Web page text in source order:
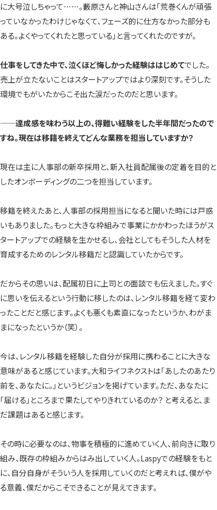
に大号泣しちゃって……。藪原さんと神山さんは「荒巻くんが頑張
っていなかったわけじゃなくて、フェーズ的に仕方なかった部分も
ある。よくやってくれたと思っている」と言ってくれたのですが。
仕事をしてきた中で、泣くほど悔しかった経験ははじめてでした。
売上が立たないことはスタートアップではより深刻です。そうした
環境でもがいたからこそ出た涙だったのだと思います。
——達成感を味わう以上の、得難い経験をした半年間だったので
すね。現在は移籍を終えてどんな業務を担当していますか？
現在は主に人事部の新卒採用と、新入社員配属後の定着を目的と
したオンボーディングの二つを担当しています。
移籍を終えたあと、人事部の採用担当になると聞いた時には戸惑
いもありました。もっと大きな枠組みで事業にかかわったほうがス
タートアップでの経験を生かせるし、会社としてもそうした人材を
育成するためのレンタル移籍だと認識していたからです。
だからその思いは、配属初日に上司との面談でも伝えました。すぐ
に思いを伝えるという行動に移したのは、レンタル移籍を経て変わ
ったことだと感じます。よくも悪くも素直になったというか、わがま
まになったというか（笑）。
今は、レンタル移籍を経験した自分が採用に携わることに大きな
意味があると感じています。大和ライフネクストは「あしたのあたり
前を、あなたに。」というビジョンを掲げています。ただ、あなたに
「届ける」ところまで果たしてやりきれているのか？ と考えると、ま
だ課題はあると感じます。
その時に必要なのは、物事を積極的に進めていく人、前向きに取り
組み、既存の枠組みからはみ出していく人。Laspyでの経験をもと
に、自分自身がそういう人を採用していくのだと考えれば、僕がや
る意義、僕だからこそできることが見えてきます。